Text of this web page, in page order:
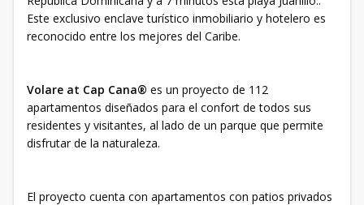
Este exclusivo enclave turístico inmobiliario y hotelero es
reconocido entre los mejores del Caribe.
Volare at Cap Cana® es un proyecto de 112
apartamentos diseñados para el confort de todos sus
residentes y visitantes, al lado de un parque que permite
disfrutar de la naturaleza.
El proyecto cuenta con apartamentos con patios privados